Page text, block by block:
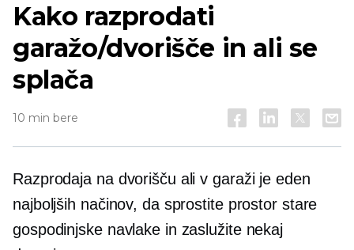
Kako razprodati
garažo/dvorišče in ali se
splača
10 min bere
Razprodaja na dvorišču ali v garaži je eden
najboljših načinov, da sprostite prostor stare
gospodinjske navlake in zaslužite nekaj